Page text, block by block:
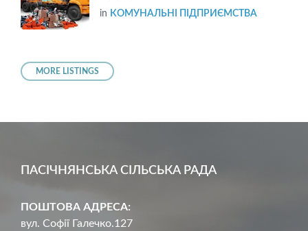
in КОМУНАЛЬНІ ПІДПРИЄМСТВА
MORE LISTINGS
ПАСІЧНЯНСЬКА СІЛЬСЬКА РАДА
ПОШТОВА АДРЕСА:
вул. Софії Галечко.127